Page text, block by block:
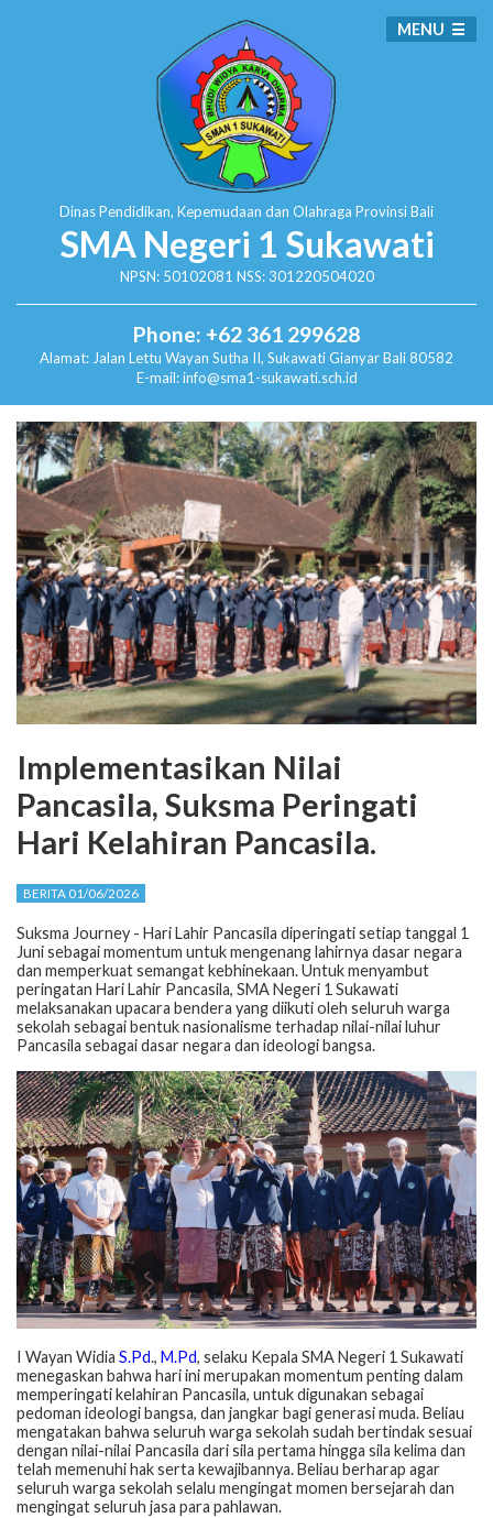
Dinas Pendidikan, Kepemudaan dan Olahraga Provinsi Bali
SMA Negeri 1 Sukawati
NPSN: 50102081 NSS: 301220504020
Phone: +62 361 299628
Alamat: Jalan Lettu Wayan Sutha II, SukawatiGianyar Bali 80582
E-mail: info@sma1-sukawati.sch.id
MENU
Implementasikan Nilai
Pancasila, Suksma Peringati
Hari Kelahiran Pancasila.
BERITA 01/06/2026
Suksma Journey - Hari Lahir Pancasila diperingati setiap tanggal 1
Juni sebagai momentum untuk mengenang lahirnya dasar negara
dan memperkuat semangat kebhinekaan. Untuk menyambut
peringatan Hari Lahir Pancasila, SMA Negeri 1 Sukawati
melaksanakan upacara bendera yang diikuti oleh seluruh warga
sekolah sebagai bentuk nasionalisme terhadap nilai-nilai luhur
Pancasila sebagai dasar negara dan ideologi bangsa.
I Wayan Widia S.Pd., M.Pd, selaku Kepala SMA Negeri 1 Sukawati
menegaskan bahwa hari ini merupakan momentum penting dalam
memperingati kelahiran Pancasila, untuk digunakan sebagai
pedoman ideologi bangsa, dan jangkar bagi generasi muda. Beliau
mengatakan bahwa seluruh warga sekolah sudah bertindak sesuai
dengan nilai-nilai Pancasila dari sila pertama hingga sila kelima dan
telah memenuhi hak serta kewajibannya. Beliau berharap agar
seluruh warga sekolah selalu mengingat momen bersejarah dan
mengingat seluruh jasa para pahlawan.